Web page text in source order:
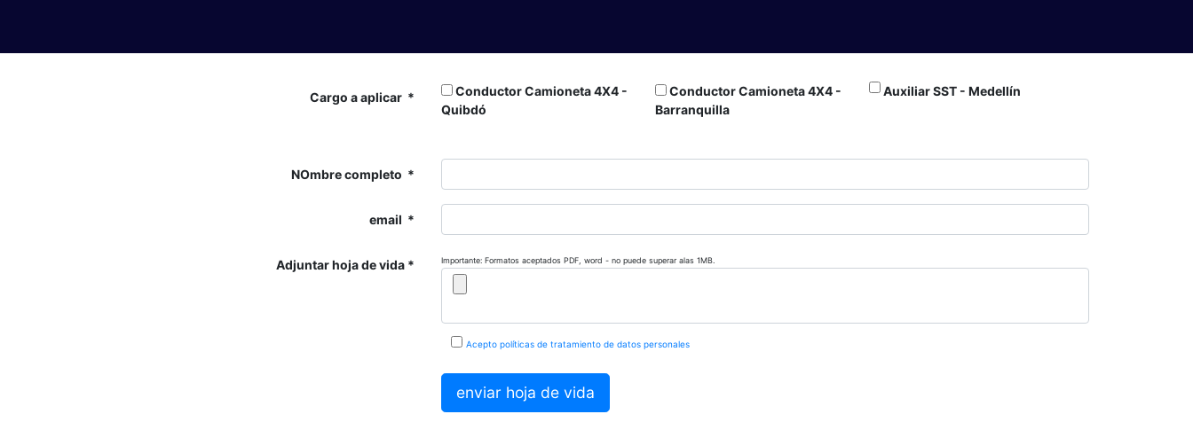
Cargo a aplicar
Conductor Camioneta 4X4 -
Quibdó
Conductor Camioneta 4X4 -
Barranquilla
Auxiliar SST - Medellín
NOmbre completo
email
Adjuntar hoja de vida Importante: Formatos aceptados PDF, word - no puede superar alas 1MB.
Acepto políticas de tratamiento de datos personales
enviar hoja de vida